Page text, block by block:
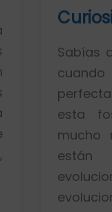
que…
ve un
fosilización
miles de